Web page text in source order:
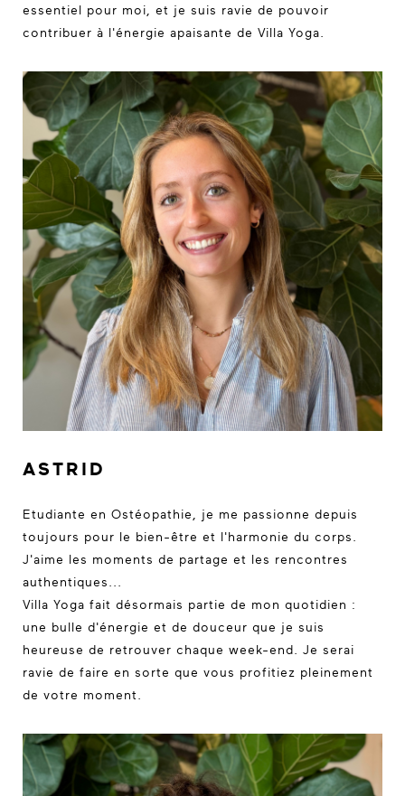
essentiel pour moi, et je suis ravie de pouvoir
contribuer à l'énergie apaisante de Villa Yoga.
ASTRID
Etudiante en Ostéopathie, je me passionne depuis
toujours pour le bien-être et l'harmonie du corps.
J'aime les moments de partage et les rencontres
authentiques...
Villa Yoga fait désormais partie de mon quotidien :
une bulle d'énergie et de douceur que je suis
heureuse de retrouver chaque week-end. Je serai
ravie de faire en sorte que vous profitiez pleinement
de votre moment.